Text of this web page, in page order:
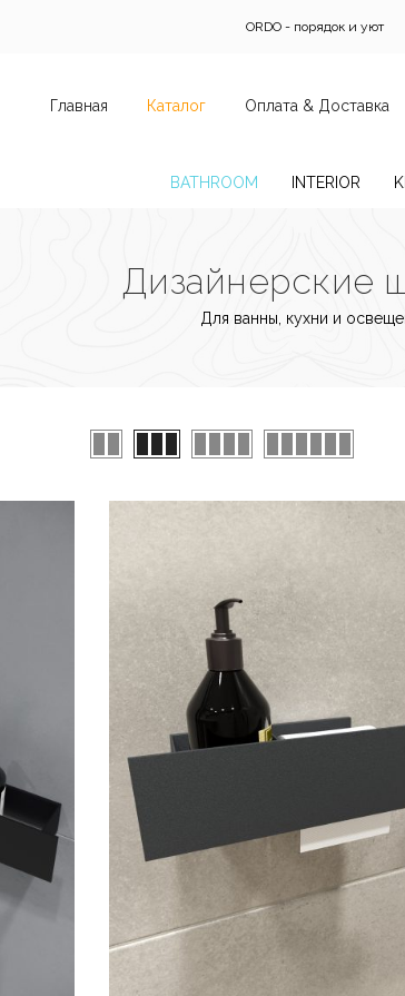
ORDO - порядок и уют
Главная Каталог Оплата & Доставка
BATHROOM INTERIOR
Дизайнерские
Для ванны, кухни и